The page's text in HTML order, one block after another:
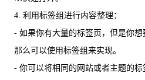
4. 利用标签组进行内容整理：
- 如果你有大量的标签页，但是你想
那么可以使用标签组来实现。
- 你可以将相同的网站或者主题的标